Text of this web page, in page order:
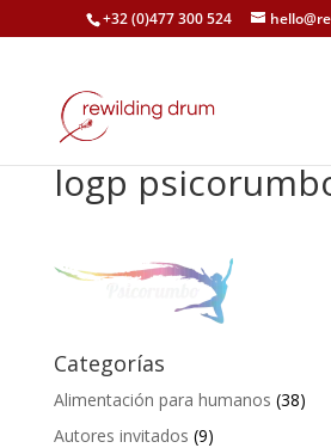
+32 (0)477 300 524
logp
Categorías
Alimentación para humanos (38)
Autores invitados (9)